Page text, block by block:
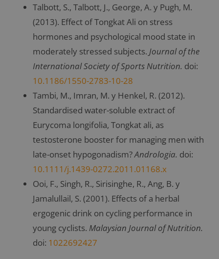
Talbott, S., Talbott, J., George, A. y Pugh, M.
(2013). Effect of Tongkat Ali on stress
hormones and psychological mood state in
moderately stressed subjects. Journal of the
International Society of Sports Nutrition. doi:
10.1186/1550-2783-10-28
Tambi, M., Imran, M. y Henkel, R. (2012).
Standardised water-soluble extract of
Eurycoma longifolia, Tongkat ali, as
testosterone booster for managing men with
late-onset hypogonadism?Andrologia. doi:
10.1111/j.1439-0272.2011.01168.x
Ooi, F., Singh, R., Sirisinghe, R., Ang, B. y
Jamalullail, S. (2001). Effects of a herbal
ergogenic drink on cycling performance in
young cyclists. Malaysian Journal of Nutrition.
doi: 1022692427